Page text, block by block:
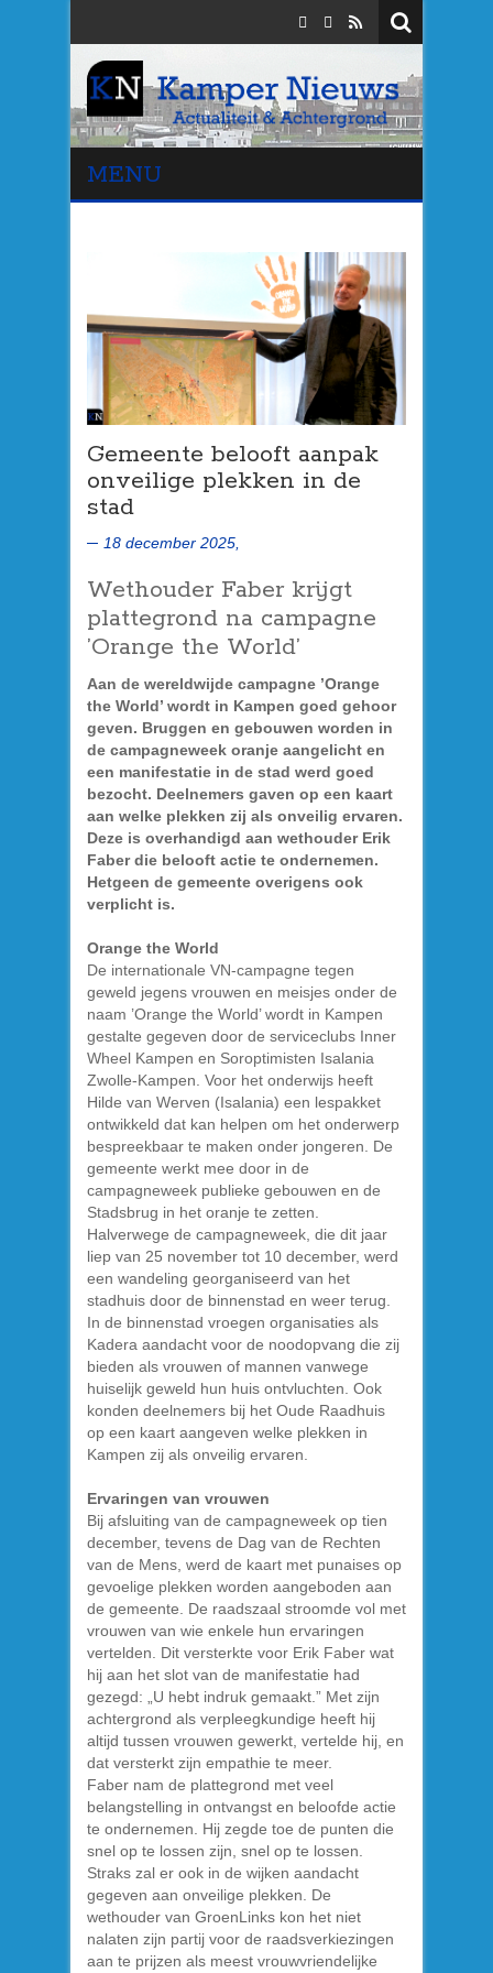
MENU
Gemeente belooft aanpak
onveilige plekken in de
stad
18 december 2025,
Wethouder Faber krijgt
plattegrond na campagne
’Orange the World’
Aan de wereldwijde campagne ’Orange
the World’ wordt in Kampen goed gehoor
geven. Bruggen en gebouwen worden in
de campagneweek oranje aangelicht en
een manifestatie in de stad werd goed
bezocht. Deelnemers gaven op een kaart
aan welke plekken zij als onveilig ervaren.
Deze is overhandigd aan wethouder Erik
Faber die belooft actie te ondernemen.
Hetgeen de gemeente overigens ook
verplicht is.
Orange the World
De internationale VN-campagne tegen
geweld jegens vrouwen en meisjes onder de
naam ’Orange the World’ wordt in Kampen
gestalte gegeven door de serviceclubs Inner
Wheel Kampen en Soroptimisten Isalania
Zwolle-Kampen. Voor het onderwijs heeft
Hilde van Werven (Isalania) een lespakket
ontwikkeld dat kan helpen om het onderwerp
bespreekbaar te maken onder jongeren. De
gemeente werkt mee door in de
campagneweek publieke gebouwen en de
Stadsbrug in het oranje te zetten.
Halverwege de campagneweek, die dit jaar
liep van 25 november tot 10 december, werd
een wandeling georganiseerd van het
stadhuis door de binnenstad en weer terug.
In de binnenstad vroegen organisaties als
Kadera aandacht voor de noodopvang die zij
bieden als vrouwen of mannen vanwege
huiselijk geweld hun huis ontvluchten. Ook
konden deelnemers bij het Oude Raadhuis
op een kaart aangeven welke plekken in
Kampen zij als onveilig ervaren.
Ervaringen van vrouwen
Bij afsluiting van de campagneweek op tien
december, tevens de Dag van de Rechten
van de Mens, werd de kaart met punaises op
gevoelige plekken worden aangeboden aan
de gemeente. De raadszaal stroomde vol met
vrouwen van wie enkele hun ervaringen
vertelden. Dit versterkte voor Erik Faber wat
hij aan het slot van de manifestatie had
gezegd: „U hebt indruk gemaakt.” Met zijn
achtergrond als verpleegkundige heeft hij
altijd tussen vrouwen gewerkt, vertelde hij, en
dat versterkt zijn empathie te meer.
Faber nam de plattegrond met veel
belangstelling in ontvangst en beloofde actie
te ondernemen. Hij zegde toe de punten die
snel op te lossen zijn, snel op te lossen.
Straks zal er ook in de wijken aandacht
gegeven aan onveilige plekken. De
wethouder van GroenLinks kon het niet
nalaten zijn partij voor de raadsverkiezingen
aan te prijzen als meest vrouwvriendelijke